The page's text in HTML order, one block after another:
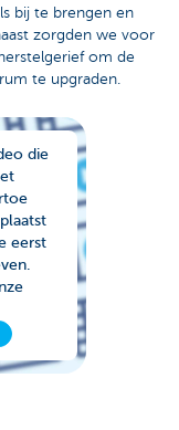
bij te brengen en
zorgden we voor
om de
te upgraden.
die
eerst